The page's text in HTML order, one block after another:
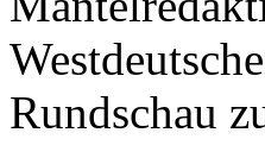
Rundschau